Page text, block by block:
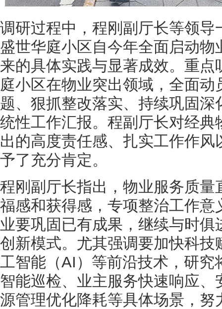
调研过程中，程刚副厅长等领导
盛世华庭小区自今年全面启动
来的具体实践与显著成效。重
庭小区在物业突出领域，全面动
题、狠抓整改落实、持续巩固
统性工作汇报。程副厅长对经典
出的高度责任感、扎实工作作
予了充分肯定。
程刚副厅长指出，物业服务质量
福感和获得感，专项整治工作意
业要巩固已有成果，继续与时
创新模式。尤其强调要加快科技
工智能（AI）等前沿技术，研究
智能巡检、业主服务快速响应
源管理优化降耗等具体场景，努